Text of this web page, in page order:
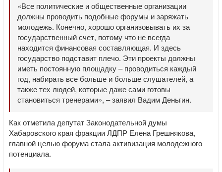
«Все политические и общественные организации
должны проводить подобные форумы и заряжать
молодежь. Конечно, хорошо организовывать их за
государственный счет, потому что не всегда
находится финансовая составляющая. И здесь
государство подставит плечо. Эти проекты должны
иметь постоянную площадку – проводиться каждый
год, набирать все больше и больше слушателей, а
также тех людей, которые даже сами готовы
становиться тренерами», – заявил Вадим Деньгин.
Как отметила депутат Законодательной думы
Хабаровского края фракции ЛДПР Елена Грешнякова,
главной целью форума стала активизация молодежного
потенциала.